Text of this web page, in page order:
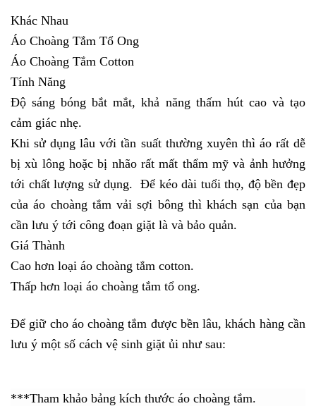
Khác Nhau
Áo Choàng Tắm Tổ Ong
Áo Choàng Tắm Cotton
Tính Năng
Độ sáng bóng bắt mắt, khả năng thấm hút cao và tạo
cảm giác nhẹ.
Khi sử dụng lâu với tần suất thường xuyên thì áo rất dễ
bị xù lông hoặc bị nhão rất mất thẩm mỹ và ảnh hưởng
tới chất lượng sử dụng. Để kéo dài tuổi thọ, độ bền đẹp
của áo choàng tắm vải sợi bông thì khách sạn của bạn
cần lưu ý tới công đoạn giặt là và bảo quản.
Giá Thành
Cao hơn loại áo choàng tắm cotton.
Thấp hơn loại áo choàng tắm tổ ong.
Để giữ cho áo choàng tắm được bền lâu, khách hàng cần
lưu ý một số cách vệ sinh giặt ủi như sau:
***Tham khảo bảng kích thước áo choàng tắm.